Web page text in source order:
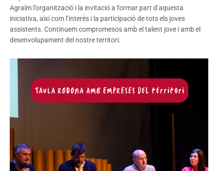
Agraïm l’organització i la invitació a formar part d’aquesta
iniciativa, així com l’interès i la participació de tots els joves
assistents. Continuem compromesos amb el talent jove i amb el
desenvolupament del nostre territori.